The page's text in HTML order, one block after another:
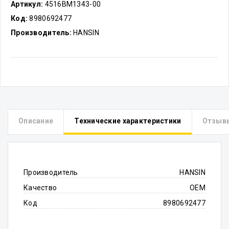
Артикул: 4516BM1343-00
Код: 8980692477
Производитель: HANSIN
Описание Технические характеристики
Производитель
HANSIN
Качество
OEM
Код
8980692477